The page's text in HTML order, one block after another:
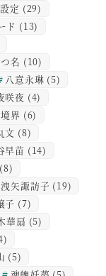
定 (29)
ド (13)
名 (10)
八意永琳 (5)
咲夜 (4)
境界 (6)
文 (8)
早苗 (14)
(8)
洩矢諏訪子 (19)
子 (7)
華扇 (5)
(5)